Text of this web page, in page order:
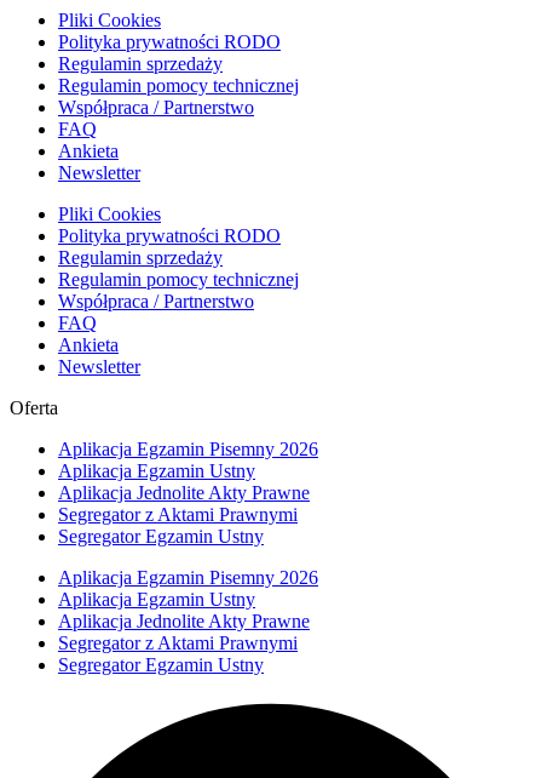
Pliki Cookies
Polityka prywatności RODO
Regulamin sprzedaży
Regulamin pomocy technicznej
Współpraca / Partnerstwo
FAQ
Ankieta
Newsletter
Pliki Cookies
Polityka prywatności RODO
Regulamin sprzedaży
Regulamin pomocy technicznej
Współpraca / Partnerstwo
FAQ
Ankieta
Newsletter
Oferta
Aplikacja Egzamin Pisemny 2026
Aplikacja Egzamin Ustny
Aplikacja Jednolite Akty Prawne
Segregator z Aktami Prawnymi
Segregator Egzamin Ustny
Aplikacja Egzamin Pisemny 2026
Aplikacja Egzamin Ustny
Aplikacja Jednolite Akty Prawne
Segregator z Aktami Prawnymi
Segregator Egzamin Ustny